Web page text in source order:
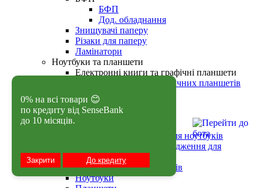
БФП
Дод. обладнання
Знищувачі паперу
Різаки для паперу
Ламінатори
Ноутбуки та планшети
Електронні книги та графічні планшети
Аксесуари до графічних планшетів
Електронні книги
Ноутбучні аксесуари
Зарядні пристрої для ноутбуків
Підставки та охолодження для
ноутбуків
Сумки для ноутбуків
Ноутбуки
0% на всі товари 😊
по кредиту від SenseBank
до 10 місяців.
Закрити До кредиту